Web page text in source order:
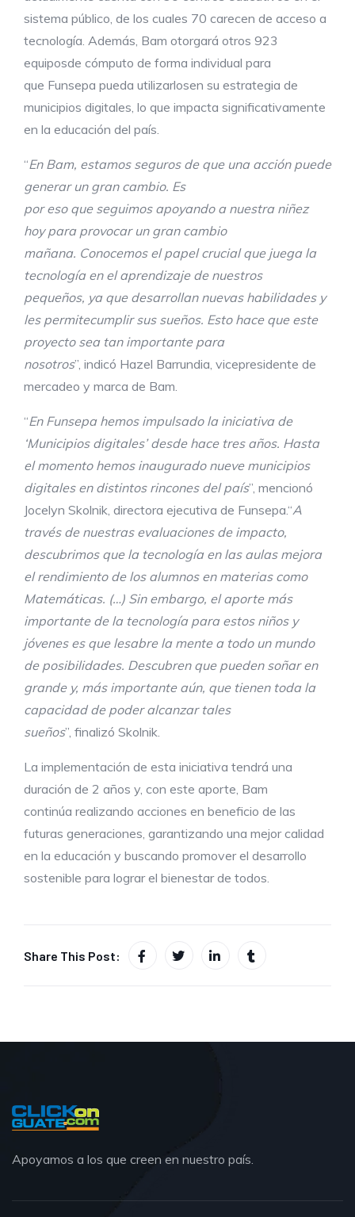
sistema público, de los cuales 70 carecen de acceso a
tecnología. Además, Bam otorgará otros 923
equiposde cómputo de forma individual para
que Funsepa pueda utilizarlosen su estrategia de
municipios digitales, lo que impacta significativamente
en la educación del país.
“En Bam, estamos seguros de queuna acción puede
generar un gran cambio. Es
poresoque seguimos apoyando a nuestraniñez
hoy para provocar un gran cambio
mañana. Conocemos el papel crucial que juega la
tecnología en el aprendizaje de nuestros
pequeños, ya que desarrollan nuevashabilidadesy
les permitecumplir sus sueños. Esto hace que este
proyecto seatan importante para
nosotros”, indicó Hazel Barrundia, vicepresidente de
mercadeo y marca de Bam.
“En Funsepa hemos impulsado la iniciativa de
‘Municipios digitales’ desde hace tres años. Hasta
el momento hemos inaugurado nueve municipios
digitales en distintos rincones del país”, mencionó
Jocelyn Skolnik, directora ejecutiva de Funsepa.“A
través de nuestras evaluaciones de impacto,
descubrimos que la tecnología en las aulas mejora
el rendimiento de los alumnos en materias como
Matemáticas. (…) Sin embargo, el aporte más
importante de la tecnología para estos niños y
jóvenes es que lesabre la mente a todo un mundo
de posibilidades. Descubren que pueden soñar en
grande y, más importante aún, que tienen toda la
capacidad de poder alcanzar tales
sueños”, finalizó Skolnik.
La implementación de esta iniciativa tendrá una
duración de 2 años y, con este aporte, Bam
continúa realizando acciones en beneficio de las
futuras generaciones, garantizando una mejor calidad
en la educación y buscando promover el desarrollo
sostenible para lograr el bienestar de todos.
Share This Post:
Apoyamos a los que creen en nuestro país.